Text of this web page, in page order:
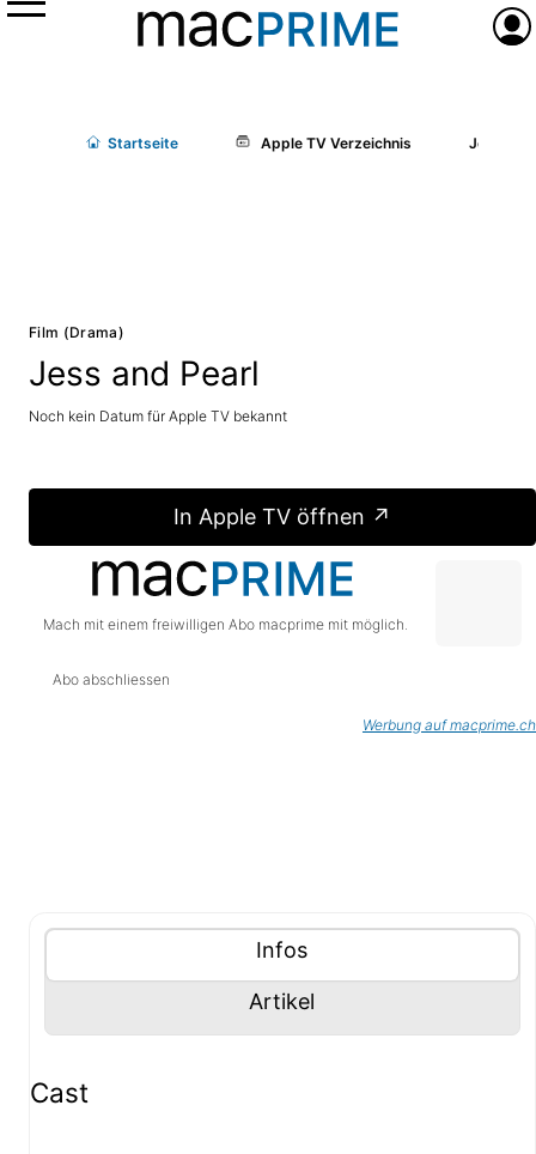
Menü
Startseite Apple TV Verzeichnis Jess and
Film (Drama)
Jess and Pearl
Noch kein Datum für Apple TV bekannt
In Apple TV öffnen ↗
Mach mit einem freiwilligen Abo macprime mit möglich.
Abo abschliessen
Werbung auf macprime.ch
Inhalte (Tabliste)
Tablisten-Hilfe: Benutze die Tablisten-Controls
Tablisten-Controls Panel mit
Infosanzeigen
Panel mit
Artikel
Cast